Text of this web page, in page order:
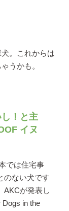
。これからは
うかも。
！と主
イヌ
では住宅事
のない犬です
AKCが発表し
Dogs in the